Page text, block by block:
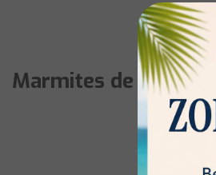
Marmites de cuisine